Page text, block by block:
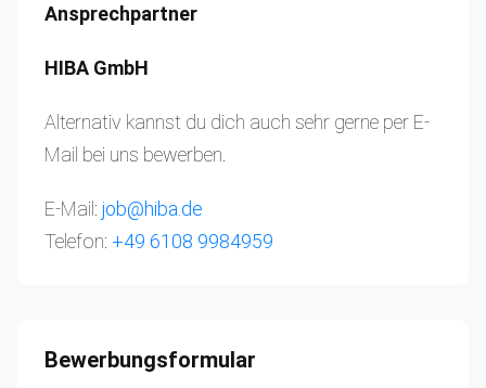
Ansprechpartner
HIBA GmbH
Alternativ kannst du dich auch sehr gerne per E-
Mail bei uns bewerben.
E-Mail: job@hiba.de
Telefon: +49 6108 9984959
Bewerbungsformular